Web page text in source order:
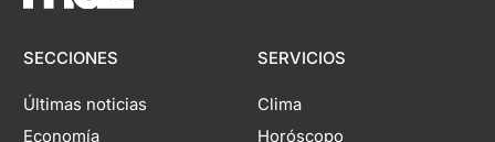
SECCIONES
Últimas noticias
Economía
SERVICIOS
Clima
Horóscopo